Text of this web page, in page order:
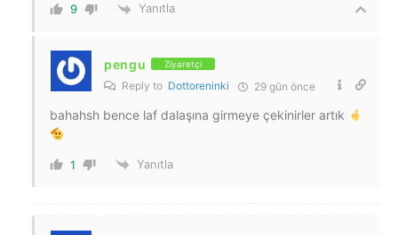
9 Yanıtla
pengu Ziyaretçi
Reply to Dottoreninki 29 gün önce
bahahsh bence laf dalaşına girmeye çekinirler artık
1 Yanıtla